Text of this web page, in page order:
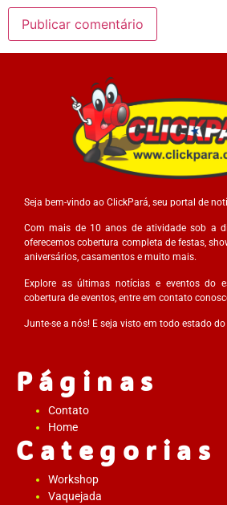
Seja bem-vindo ao ClickPará, seu portal de
Com mais de 10 anos de atividade sob a
oferecemos cobertura completa de festas,
aniversários, casamentos e muito mais.
Explore as últimas notícias e eventos do
cobertura de eventos, entre em contato
Junte-se a nós! E seja visto em todo estado
Páginas
Contato
Home
Categorias
Workshop
Vaquejada